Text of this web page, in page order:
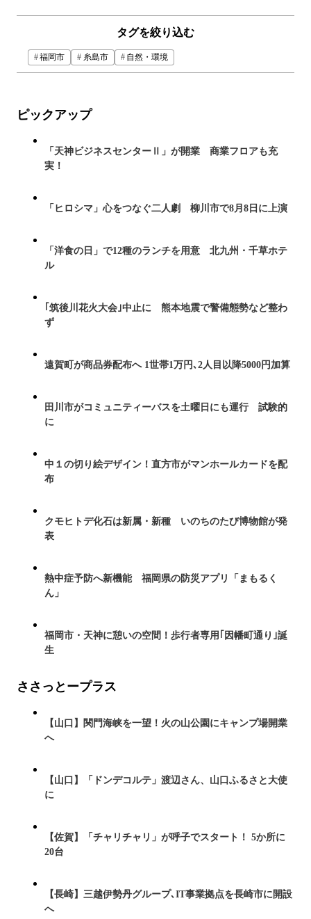
タグを絞り込む
福岡市 糸島市 自然・環境
ピックアップ
「天神ビジネスセンターⅡ」が開業 商業フロアも充
実！
「ヒロシマ」心をつなぐ二人劇 柳川市で8月8日に上演
「洋食の日」で12種のランチを用意 北九州・千草ホテ
ル
｢筑後川花火大会｣中止に 熊本地震で警備態勢など整わ
ず
遠賀町が商品券配布へ 1世帯1万円､2人目以降5000円加算
田川市がコミュニティーバスを土曜日にも運行 試験的
に
中１の切り絵デザイン！直方市がマンホールカードを配
布
クモヒトデ化石は新属・新種 いのちのたび博物館が発
表
熱中症予防へ新機能 福岡県の防災アプリ「まもるく
ん」
福岡市・天神に憩いの空間！歩行者専用｢因幡町通り｣誕
生
ささっとープラス
【山口】関門海峡を一望！火の山公園にキャンプ場開業
へ
【山口】「ドンデコルテ」渡辺さん、山口ふるさと大使
に
【佐賀】「チャリチャリ」が呼子でスタート！ 5か所に
20台
【長崎】三越伊勢丹グループ､IT事業拠点を長崎市に開設
へ